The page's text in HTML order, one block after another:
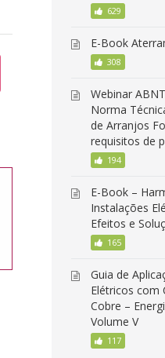
629
E-Book
308
Webinar
Norma
de Arranjos
requisitos de
194
E-Book –
Instalações
Efeitos e
165
Guia de
Elétricos com
Cobre –
Volume V
117